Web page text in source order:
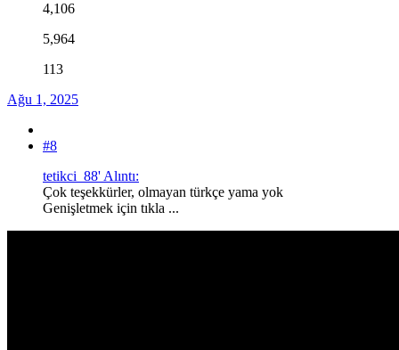
4,106
5,964
113
Ağu 1, 2025
#8
tetikci_88' Alıntı:
Çok teşekkürler, olmayan türkçe yama yok
Genişletmek için tıkla ...